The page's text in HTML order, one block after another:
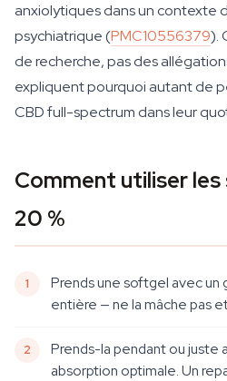
anxiolytiques dans un contexte
psychiatrique (PMC10556379).
de recherche, pas des
expliquent pourquoi autant de
CBD full-spectrum dans leur
Comment utiliser
20 %
Prends une softgel avec un
entière — ne la mâche pas
Prends-la pendant ou juste
absorption optimale. Un